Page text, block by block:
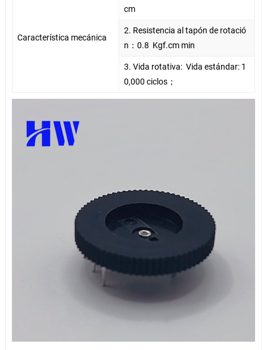
Característica mecánica
cm
2. Resistencia al tapón de rotació
n ： 0.8 Kgf.cm min
3. Vida rotativa: Vida estándar: 1
0,000 ciclos；